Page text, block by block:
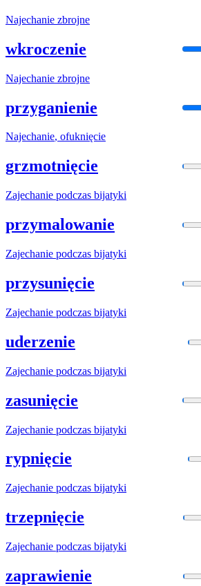
Najechanie zbrojne
wkroczenie
Najechanie zbrojne
przyganienie
Najechanie, ofuknięcie
grzmotnięcie
Zajechanie podczas bijatyki
przymalowanie
Zajechanie podczas bijatyki
przysunięcie
Zajechanie podczas bijatyki
uderzenie
Zajechanie podczas bijatyki
zasunięcie
Zajechanie podczas bijatyki
rypnięcie
Zajechanie podczas bijatyki
trzepnięcie
Zajechanie podczas bijatyki
zaprawienie